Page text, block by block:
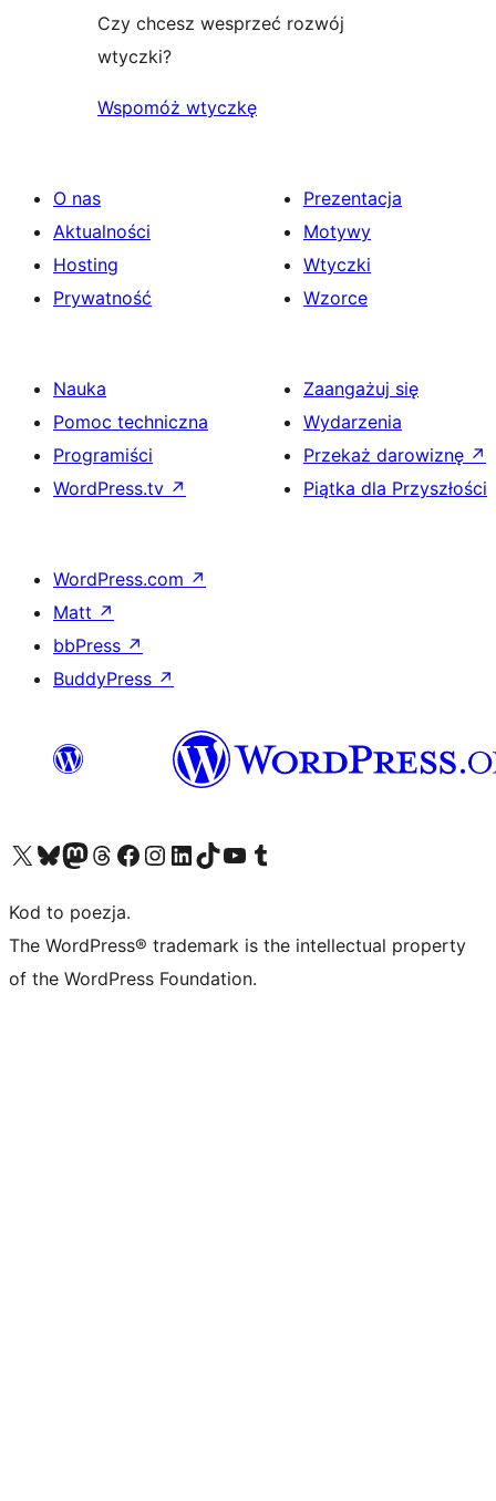
Czy chcesz wesprzeć rozwój
wtyczki?
Wspomóż wtyczkę
O nas
Aktualności
Hosting
Prywatność
Prezentacja
Motywy
Wtyczki
Wzorce
Nauka
Pomoc techniczna
Programiści
WordPress.tv ↗
Zaangażuj się
Wydarzenia
Przekaż darowiznę ↗
Piątka dla Przyszłości
WordPress.com ↗
Matt ↗
bbPress ↗
BuddyPress ↗
Odwiedź nasze konto X (dawniej Twitter)
Odwiedź nasze konto Bluesky
Odwiedź nasze konto na Mastodoncie
Odwiedź naszego Threadsa
Odwiedź naszego Facebooka
Odwiedź nasze konto na Instagramie
Odwiedź nasze konto na LinkedIn
Odwiedź naszego TikToka
Odwiedź nasz kanał YouTube
Odwiedź naszego Tumblra
Kod to poezja.
The WordPress® trademark is the intellectual property
of the WordPress Foundation.